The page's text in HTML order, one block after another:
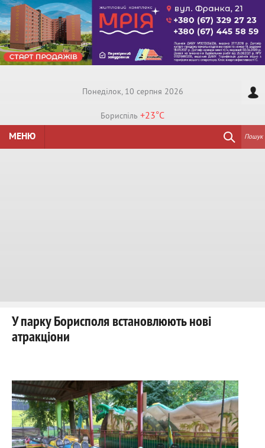
Понедiлок, 10 серпня 2026
Бориспiль +23°C
МЕНЮ
Пошук
У парку Борисполя встановлюють нові
атракціони